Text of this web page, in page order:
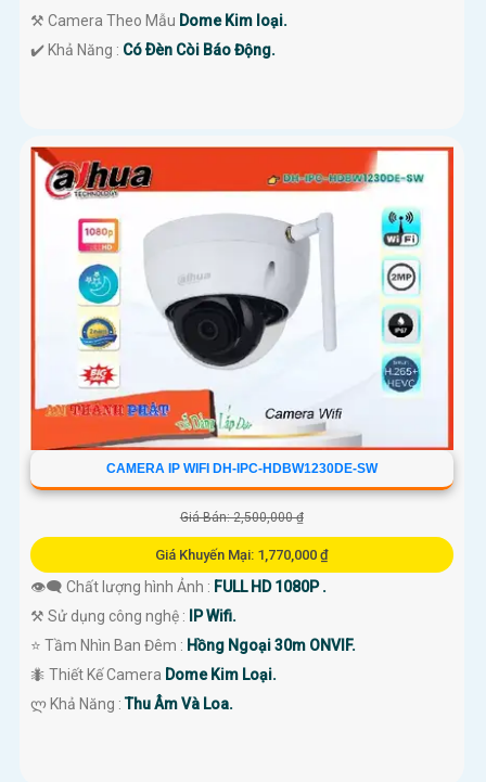
⚒ Camera Theo Mẫu Dome Kim loại.
️✔️ Khả Năng : Có Ðèn Còi Báo Động.
CAMERA IP WIFI DH-IPC-HDBW1230DE-SW
Giá Bán: 2,500,000 ₫
Giá Khuyến Mại: 1,770,000 ₫
👁️‍🗨 Chất lượng hình Ảnh : FULL HD 1080P .
⚒ Sử dụng công nghệ :
IP Wifi.
⭐ Tầm Nhìn Ban Đêm : Hồng Ngoại 30m ONVIF.
🐜 Thiết Kế Camera Dome Kim Loại.
️ლ Khả Năng :Thu Âm Và Loa.